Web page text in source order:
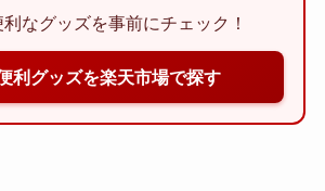
なグッズを事前にチェック！
利グッズを楽天市場で探す